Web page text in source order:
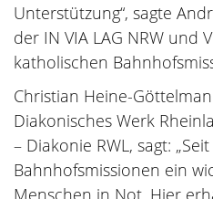
Unterstützung“, sagte
der IN VIA LAG NRW und
katholischen
Christian Heine-
Diakonisches Werk
– Diakonie RWL, sagt:
Bahnhofsmissionen ein
Menschen in Not. Hier